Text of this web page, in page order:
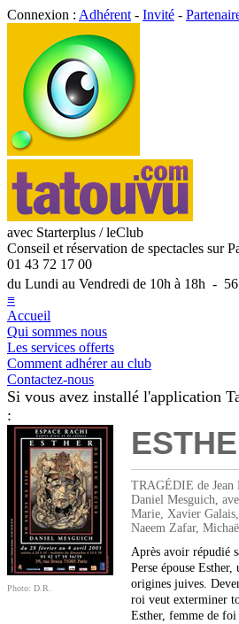
Connexion : Adhérent - Invité -
avec Starterplus / leClub
Conseil et réservation de spectacles sur
01 43 72 17 00
du Lundi au Vendredi de 10h à 18h - 56
≡
Accueil
Qui sommes nous
Les services offerts
Comment adhérer au club
Contactez-nous
Si vous avez installé l'application
:
Photo: D.R.
TRAGÉDIE de Jean
Daniel Mesguich,
Marie, Xavier
Naeem Zafar,
Après avoir répudié
Perse épouse
origines juives.
roi veut exterminer
Esther, femme de